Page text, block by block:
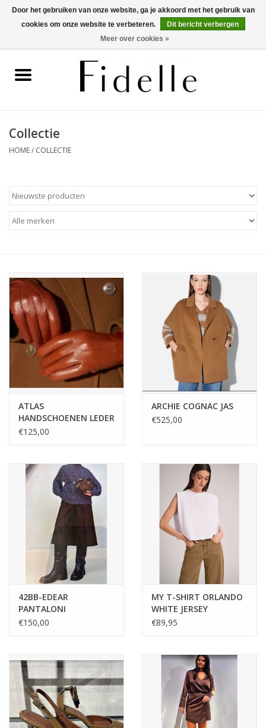
0 Artikelen - €0,00
OUTLET
Merken
Collectie
HOME/ COLLECTIE
ATLAS
HANDSCHOENEN LEDER
€125,00
ARCHIE COGNAC JAS
€525,00
42BB-EDEAR
PANTALONI
CONFEZIONE BERMUDA
€150,00
MY T-SHIRT ORLANDO
WHITE JERSEY
€89,95
Door het gebruiken van onze website, ga je akkoord met het gebruik van
cookies om onze website te verbeteren.
Dit bericht verbergen
Meer over cookies »